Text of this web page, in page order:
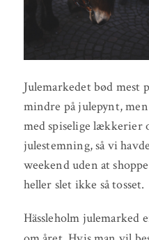
Julemarkedet bød
mindre på julepynt,
med spiselige lækkerier
julestemning, så vi
weekend uden at
heller slet ikke så tosset.
Hässleholm julemarked